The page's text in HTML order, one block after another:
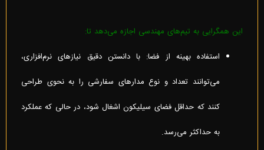
این همگرایی به تیم‌های مهندسی اجازه می‌دهد تا:
استفاده بهینه از فضا: با دانستن دقیق نیازهای نرم‌افزاری،
می‌توانند تعداد و نوع مدارهای سفارشی را به نحوی طراحی
کنند که حداقل فضای سیلیکون اشغال شود، در حالی که عملکرد
به حداکثر می‌رسد.